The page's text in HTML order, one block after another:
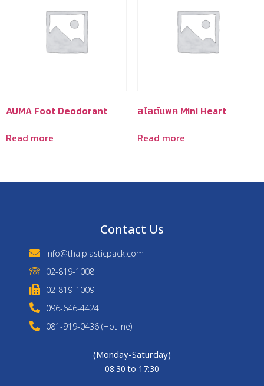
AUMA Foot Deodorant
Read more
สไลด์แพค Mini Heart
Read more
Contact Us
info@thaiplasticpack.com
02-819-1008
02-819-1009
096-646-4424
081-919-0436 (Hotline)
(Monday-Saturday)
08:30 to 17:30